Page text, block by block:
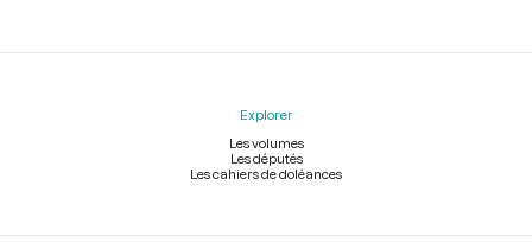
Explorer
Les volumes
Les députés
Les cahiers de doléances